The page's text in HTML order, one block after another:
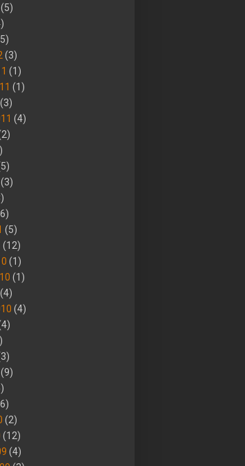
(5)
(3)
(1)
(1)
(3)
(4)
(3)
(5)
(12)
(1)
(1)
(4)
(4)
(9)
(2)
(12)
(4)